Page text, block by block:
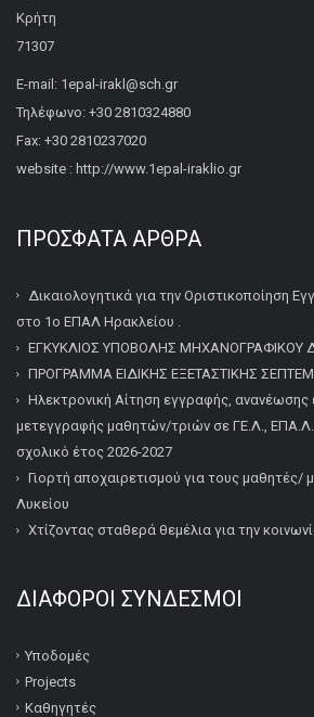
Κρήτη
71307
E-mail: 1epal-irakl@sch.gr
Τηλέφωνο: +30 2810324880
Fax: +30 2810237020
website : http://www.1epal-iraklio.gr
ΠΡΌΣΦΑΤΑ ΆΡΘΡΑ
Δικαιολογητικά για την Οριστικοποίηση
στο 1ο ΕΠΑΛ Ηρακλείου .
ΕΓΚΥΚΛΙΟΣ ΥΠΟΒΟΛΗΣ ΜΗΧΑΝΟΓΡΑΦΙΚΟΥ
ΠΡΟΓΡΑΜΜΑ ΕΙΔΙΚΗΣ ΕΞΕΤΑΣΤΙΚΗΣ
Ηλεκτρονική Αίτηση εγγραφής, ανανέωσης
μετεγγραφής μαθητών/τριών σε ΓΕ.Λ.,
σχολικό έτος 2026-2027
Γιορτή αποχαιρετισμού για τους μαθητές/
Λυκείου
Χτίζοντας σταθερά θεμέλια για την
ΔΙΆΦΟΡΟΙ ΣΎΝΔΕΣΜΟΙ
Υποδομές
Projects
Καθηγητές